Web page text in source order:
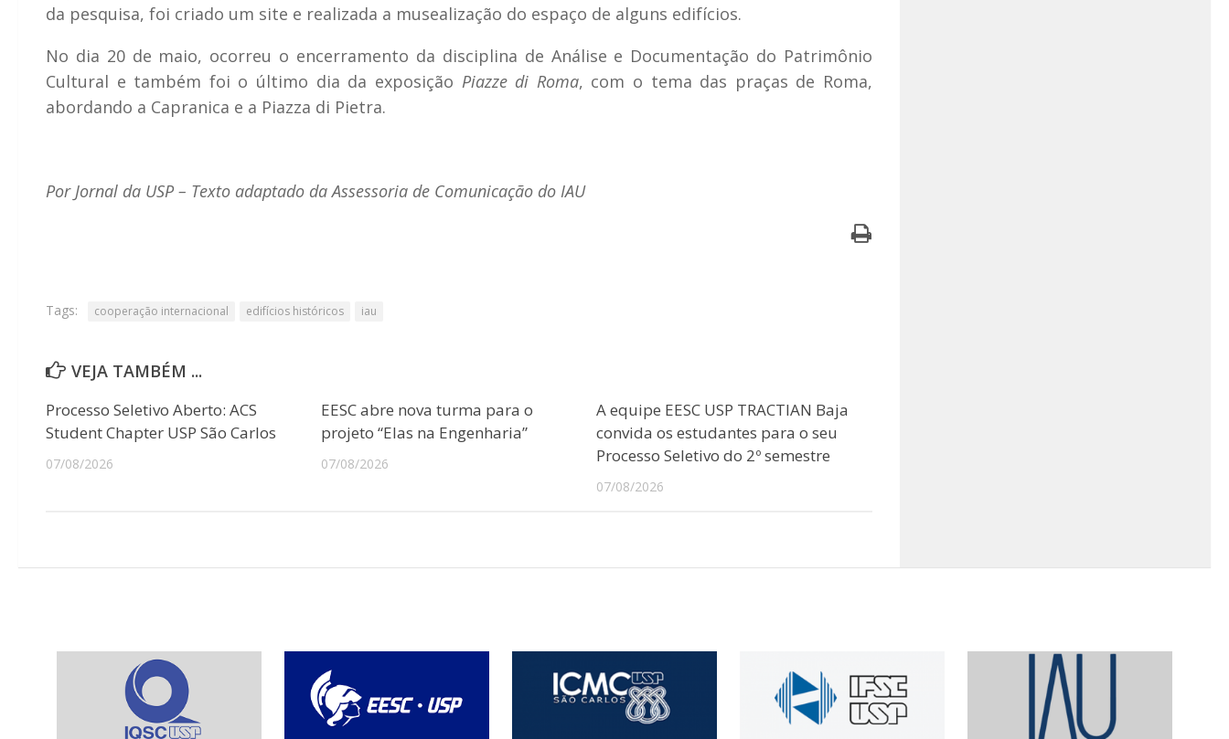
da pesquisa, foi criado um site e realizada a musealização do espaço de alguns edifícios.
No dia 20 de maio, ocorreu o encerramento da disciplina de Análise e Documentação do Patrimônio
Cultural e também foi o último dia da exposição Piazze di Roma, com o tema das praças de Roma,
abordando a Capranica e a Piazza di Pietra.
Por Jornal da USP – Texto adaptado da Assessoria de Comunicação do IAU
Tags: cooperação internacional edifícios históricos iau
VEJA TAMBÉM ...
Processo Seletivo Aberto: ACS
Student Chapter USP São Carlos
07/08/2026
EESC abre nova turma para o
projeto “Elas na Engenharia”
07/08/2026
A equipe EESC USP TRACTIAN Baja
convida os estudantes para o seu
Processo Seletivo do 2º semestre
07/08/2026